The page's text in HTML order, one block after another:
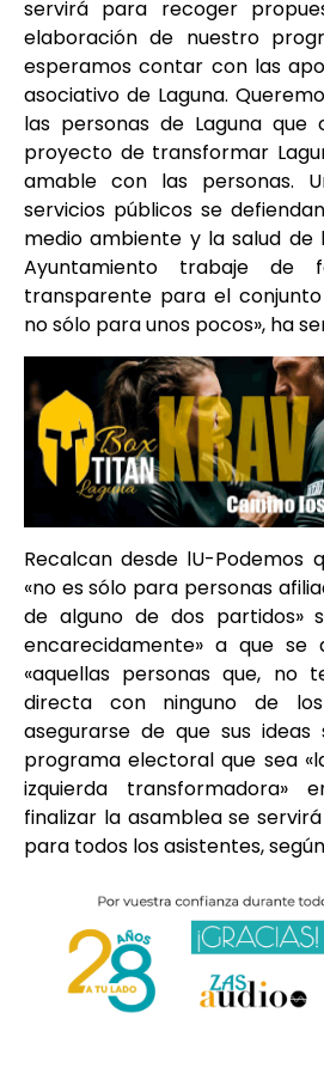
servirá para recoger
elaboración de nuestro
esperamos contar con las
asociativo de Laguna.
las personas de Laguna que
proyecto de transformar
amable con las personas.
servicios públicos se
medio ambiente y la salud
Ayuntamiento trabaje de
transparente para el
no sólo para unos pocos», ha
Recalcan desde lU-Podemos
«no es sólo para personas
de alguno de dos partidos»
encarecidamente» a que
«aquellas personas que, no
directa con ninguno de
asegurarse de que sus
programa electoral que sea
izquierda transformadora»
finalizar la asamblea se
para todos los asistentes,